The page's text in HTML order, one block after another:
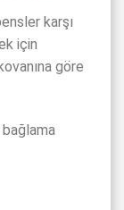
karşı
için
göre
bağlama